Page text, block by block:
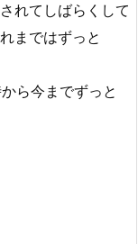
れてしばらくして
まではずっと
ら今までずっと